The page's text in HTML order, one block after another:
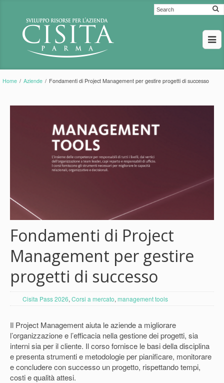
Home / Aziende / Fondamenti di Project Management per gestire progetti di successo
Fondamenti di Project
Management per gestire
progetti di successo
Cisita Pass 2026, Corsi a mercato, management tools
Il Project Management aiuta le aziende a migliorare
l’organizzazione e l’efficacia nella gestione dei progetti, sia
interni sia per il cliente. Il corso fornisce le basi della disciplina
e presenta strumenti e metodologie per pianificare, monitorare
e concludere con successo un progetto, rispettando tempi,
costi e qualità attesi.